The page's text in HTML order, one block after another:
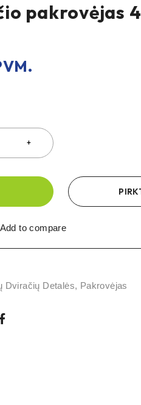
pakrovėjas
Add to compare
Dviračių Detalės, Pakrovėjas